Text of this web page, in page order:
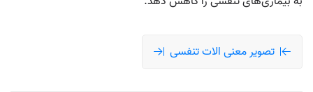
تصویر معنی الات تنفسی